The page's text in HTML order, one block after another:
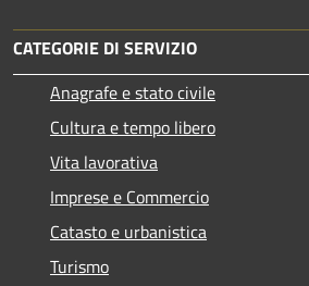
CATEGORIE DI SERVIZIO
Anagrafe e stato civile
Cultura e tempo libero
Vita lavorativa
Imprese e Commercio
Catasto e urbanistica
Turismo